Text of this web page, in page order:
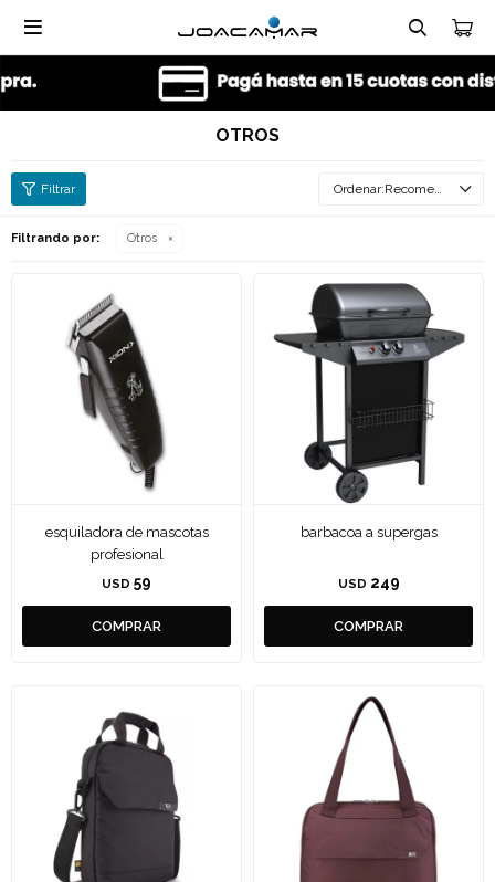

OTROS
Recomendados
Filtrando por: Otros
esquiladora de mascotas
profesional
USD 59
barbacoa a supergas
USD 249